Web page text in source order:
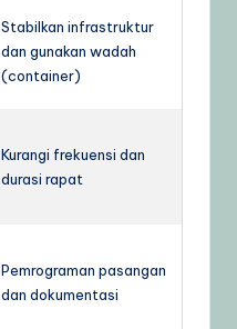
Stabilkan infrastruktur
dan gunakan wadah
(container)
Kurangi frekuensi dan
durasi rapat
Pemrograman pasangan
dan dokumentasi